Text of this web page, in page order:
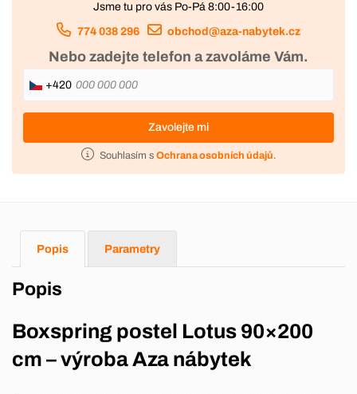
Jsme tu pro vás Po-Pá 8:00-16:00
774 038 296 obchod@aza-nabytek.cz
Nebo zadejte telefon a zavoláme Vám.
+420
Zavolejte mi
Souhlasím s Ochrana osobních údajů.
Popis Parametry
Popis
Boxspring postel Lotus 90×200
cm – výroba Aza nábytek